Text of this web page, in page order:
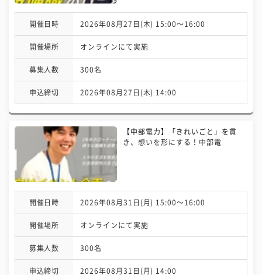
開催日時 2026年08月27日(木) 15:00〜16:00
開催場所 オンラインにて実施
募集人数 300名
申込締切 2026年08月27日(木) 14:00
【中部電力】「きれいごと」を貫
き、想いを形にする！中部電
開催日時 2026年08月31日(月) 15:00〜16:00
開催場所 オンラインにて実施
募集人数 300名
申込締切 2026年08月31日(月) 14:00